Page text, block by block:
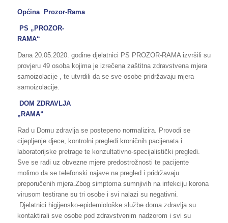
Općina Prozor-Rama
PS „PROZOR-
Dana 20.05.2020. godine djelatnici PS PROZOR-RAMA izvršili su
provjeru 49 osoba kojima je izrečena zaštitna zdravstvena mjera
samoizolacije , te utvrdili da se sve osobe pridržavaju mjera
samoizolacije.
DOM ZDRAVLJA
Rad u Domu zdravlja se postepeno normalizira. Provodi se
cijepljenje djece, kontrolni pregledi kroničnih pacijenata i
laboratorijske pretrage te konzultativno-specijalistički pregledi.
Sve se radi uz obvezne mjere predostrožnosti te pacijente
molimo da se telefonski najave na pregled i pridržavaju
preporučenih mjera.Zbog simptoma sumnjivih na infekciju korona
virusom testirane su tri osobe i svi nalazi su negativni.
Djelatnici higijensko-epidemiološke službe doma zdravlja su
kontaktirali sve osobe pod zdravstvenim nadzorom i svi su